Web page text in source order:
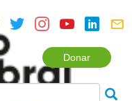
Donar